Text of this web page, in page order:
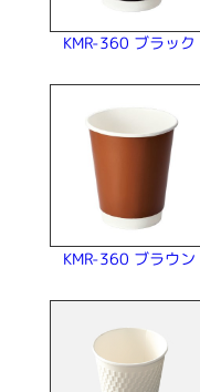
KMR-360 ブラック
KMR-360 ブラウン